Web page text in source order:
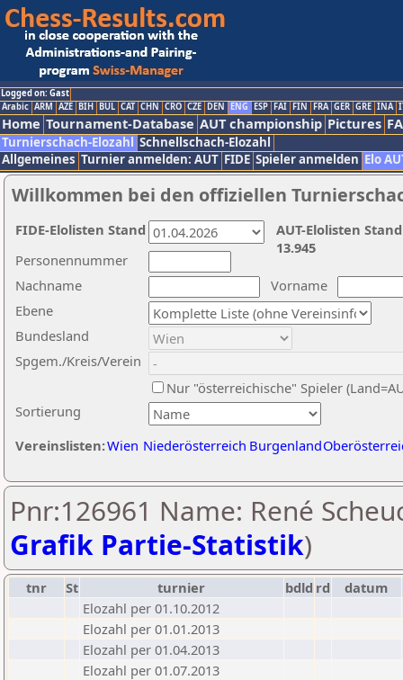
Logged on: Gast
Arabic ARM AZE BIH BUL CAT CHN CRO CZE DEN ENG ESP FAI FIN FRA GER GRE INA
Home Tournament-Database AUT championship Pictures
Turnierschach-Elozahl Schnellschach-Elozahl
Allgemeines Turnier anmelden: AUT FIDE Spieler anmelden Elo
Willkommen bei den offiziellen
Nachname
Vorname
Ebene
Sortierung
Personennummer
Bundesland
Spgem./Kreis/Verein
Nur "österreichische" Spieler
Vereinslisten:Wien Niederösterreich Burgenland
AUT-Elolisten
13.945
FIDE-Elolisten Stand
Pnr:126961 Name: René
Grafik Partie-Statistik)
tnr St turnier bdld rd
datum
Elozahl per 01.10.2012
Elozahl per 01.01.2013
Elozahl per 01.04.2013
Elozahl per 01.07.2013